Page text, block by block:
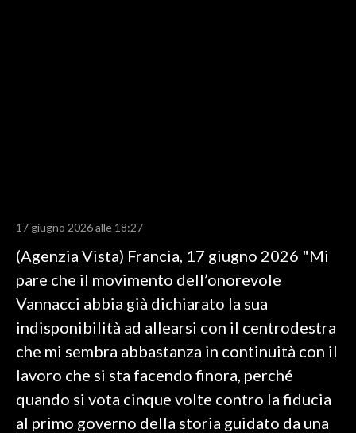
VOLLEY
MOTORI
TENNIS
ALTRI SPORT
CULTURA
SPETTACOLI
17 giugno 2026 alle 18:27
(Agenzia Vista) Francia, 17 giugno 2026 "Mi
pare che il movimento dell’onorevole
Vannacci abbia già dichiarato la sua
indisponibilità ad allearsi con il centrodestra
che mi sembra abbastanza in continuità con il
lavoro che si sta facendo finora, perché
quando si vota cinque volte contro la fiducia
al primo governo della storia guidato da una